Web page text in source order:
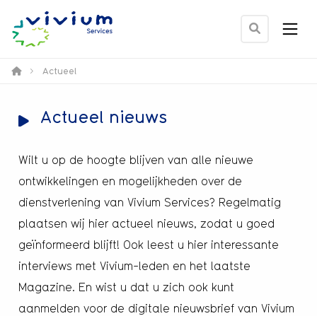
Ga
Menu
> Actueel
Actueel nieuws
Wilt u op de hoogte blijven van alle nieuwe
ontwikkelingen en mogelijkheden over de
dienstverlening van Vivium Services? Regelmatig
plaatsen wij hier actueel nieuws, zodat u goed
geïnformeerd blijft! Ook leest u hier interessante
interviews met Vivium-leden en het laatste
Magazine. En wist u dat u zich ook kunt
aanmelden voor de digitale nieuwsbrief van Vivium